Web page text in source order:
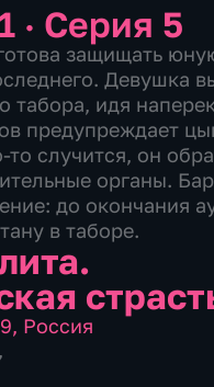
· Серия 5
защищать
Девушка
табора, идя
предупреждает
то случится, он
органы.
до окончания
в таборе.
, Россия
,